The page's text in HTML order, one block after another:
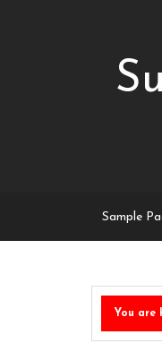
Sample
You are